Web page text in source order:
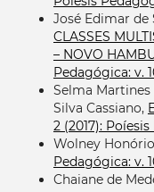
José Edimar de
CLASSES
– NOVO
Pedagógica: v.
Selma Martines
Silva Cassiano,
2 (2017):
Wolney
Pedagógica: v.
Chaiane de